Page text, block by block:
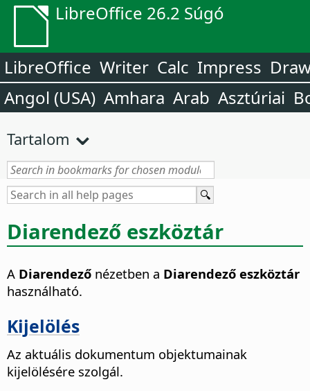
LibreOffice 26.2 Súgó
LibreOffice Writer Calc Impress
Angol (USA) Amhara Arab Asztúriai
Tartalom
Diarendező eszköztár
A Diarendező nézetben a Diarendező eszköztár
használható.
Kijelölés
Az aktuális dokumentum objektumainak
kijelölésére szolgál.